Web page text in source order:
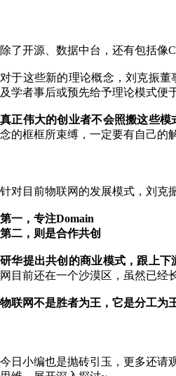
除了开源、数据中台，还有包括像
对于这些新的理论概念，刘克振
及学者事后或预先给予理论模式便
真正伟大的创业者不会照搬这些
念的框框所束缚，一定要有自己的
针对目前物联网的发展模式，刘克
第一，专注Domain
第二，则是合作共创
研华提出共创的商业模式，跟上下
网目前还在一个沙漠区，虽然已经
物联网不是胜者为王，它是分工为
今日小编也是抛砖引玉，更多还请